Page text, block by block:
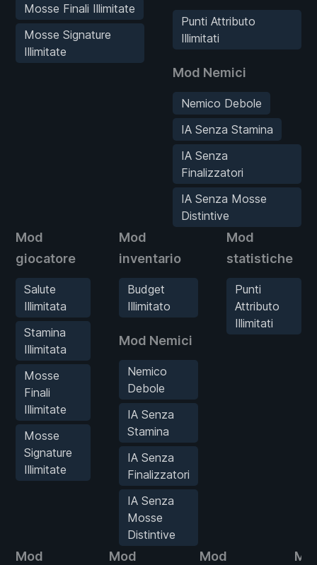
Mosse Finali Illimitate
Mosse Signature
Illimitate
Punti Attributo
Illimitati
Mod Nemici
Nemico Debole
IA Senza Stamina
IA Senza
Finalizzatori
IA Senza Mosse
Distintive
Mod
giocatore
Salute
Illimitata
Stamina
Illimitata
Mosse
Finali
Illimitate
Mosse
Signature
Illimitate
Mod
inventario
Budget
Illimitato
Mod Nemici
Nemico
Debole
IA Senza
Stamina
IA Senza
Finalizzatori
IA Senza
Mosse
Distintive
Mod
statistiche
Punti
Attributo
Illimitati
Mod
Mod
Mod